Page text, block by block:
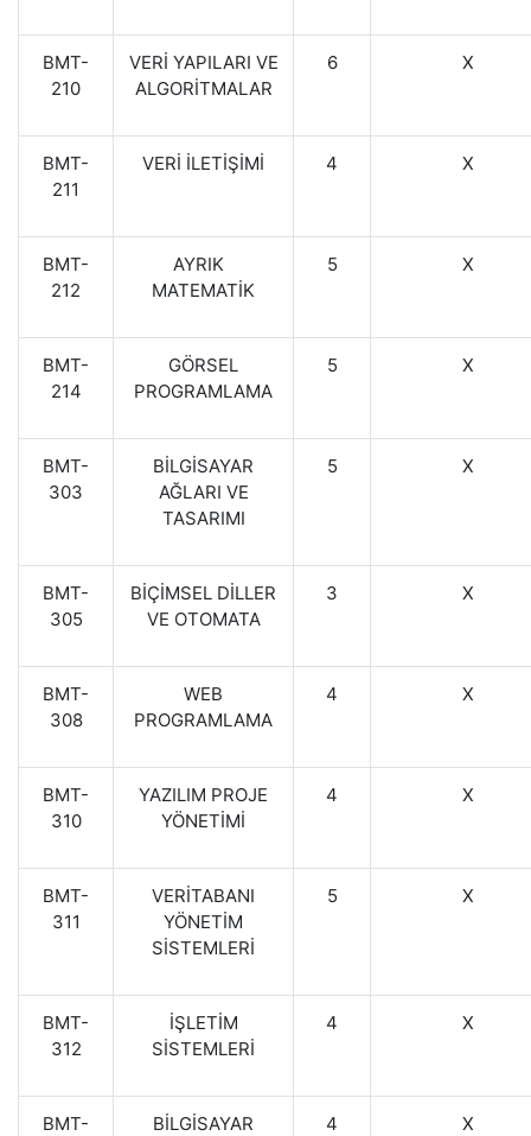
BMT-
210
VERİ YAPILARI VE
ALGORİTMALAR
6 X
BMT-
211
VERİ İLETİŞİMİ 4 X
BMT-
212
AYRIK
MATEMATİK
5 X
BMT-
214
GÖRSEL
PROGRAMLAMA
5 X
BMT-
303
BİLGİSAYAR
AĞLARI VE
TASARIMI
5 X
BMT-
305
BİÇİMSEL DİLLER
VE OTOMATA
3 X
BMT-
308
WEB
PROGRAMLAMA
4 X
BMT-
310
YAZILIM PROJE
YÖNETİMİ
4 X
BMT-
311
VERİTABANI
YÖNETİM
SİSTEMLERİ
5 X
BMT-
312
İŞLETİM
SİSTEMLERİ
4 X
BMT-
BİLGİSAYAR
4 X